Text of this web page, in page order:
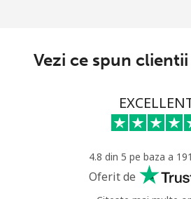
⁦108.9¢⁩
Vezi ce spun
4.8 din 5 pe baza a
Oferit de